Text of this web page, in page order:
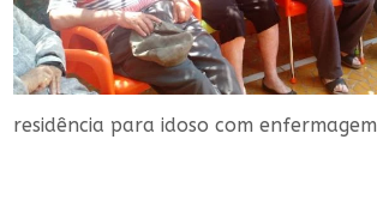
residência para idoso com enfermagem